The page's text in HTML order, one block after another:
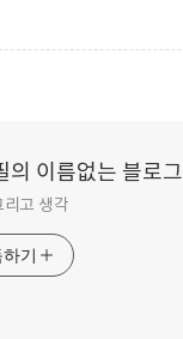
의 이름없는 블로그
리고 생각
기